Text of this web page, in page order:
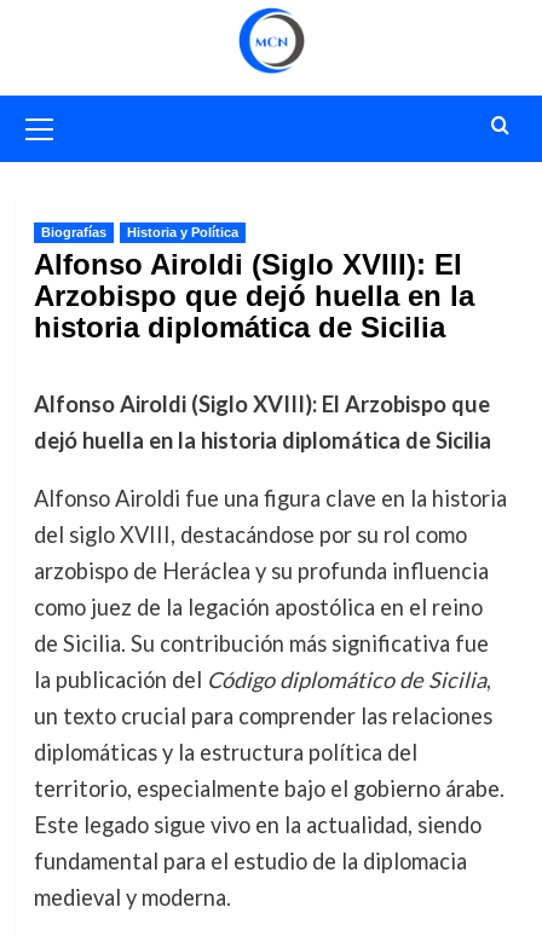
primario
Biografías Historia y Política
Alfonso Airoldi (Siglo XVIII): El
Arzobispo que dejó huella en la
historia diplomática de Sicilia
Alfonso Airoldi (Siglo XVIII): El Arzobispo que
dejó huella en la historia diplomática de Sicilia
Alfonso Airoldi fue una figura clave en la historia
del siglo XVIII, destacándose por su rol como
arzobispo de Heráclea y su profunda influencia
como juez de la legación apostólica en el reino
de Sicilia. Su contribución más significativa fue
la publicación del Código diplomático de Sicilia,
un texto crucial para comprender las relaciones
diplomáticas y la estructura política del
territorio, especialmente bajo el gobierno árabe.
Este legado sigue vivo en la actualidad, siendo
fundamental para el estudio de la diplomacia
medieval y moderna.